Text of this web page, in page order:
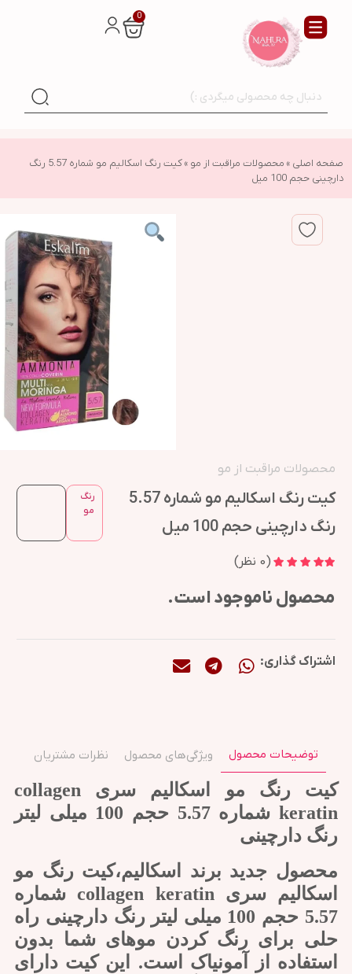
0
صفحه اصلی » محصولات مراقبت از مو »
کیت رنگ اسکالیم مو شماره 5.57 رنگ
دارچینی حجم 100 میل
محصولات مراقبت از مو
کیت رنگ اسکالیم مو شماره 5.57
رنگ دارچینی حجم 100 میل
رنگ
مو
(
0 نظر)
محصول ناموجود است.
اشتراک گذاری:
توضیحات محصول ویژگی‌های محصول نظرات مشتریان
کیت رنگ مو اسکالیم سری collagen
keratin شماره 5.57 حجم 100 میلی لیتر
رنگ دارچینی
محصول جدید برند اسکالیم،کیت رنگ مو
اسکالیم سری collagen keratin شماره
5.57 حجم 100 میلی لیتر رنگ دارچینی راه
حلی برای رنگ کردن موهای شما بدون
استفاده از آمونیاک است. این کیت دارای